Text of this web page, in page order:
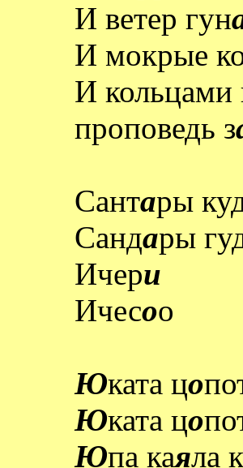
И ветер гун
И мокрые
И кольцами
проповедь з
Сантары
Сандары
Ичери
Ичесоо
Юката цо
Юката цо
Юпа каяла